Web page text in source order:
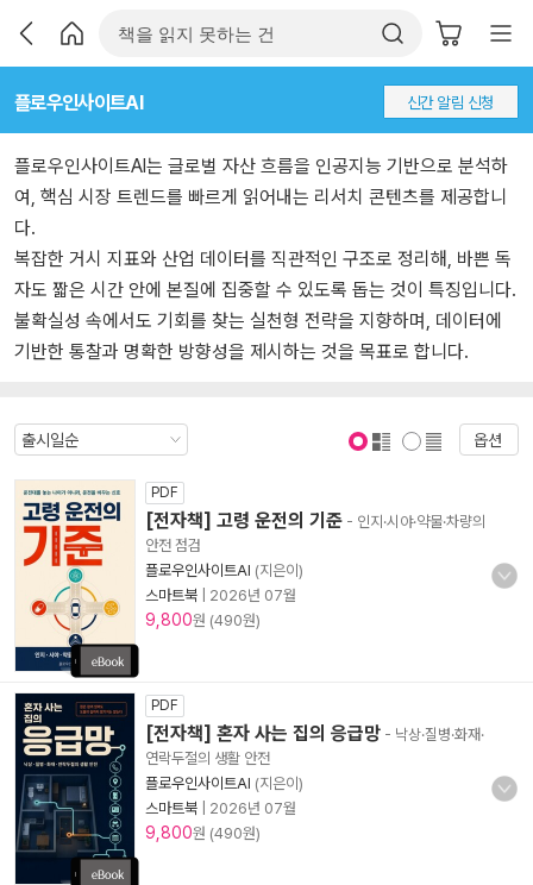
플로우인사이트AI 신간 알림 신청
플로우인사이트AI는 글로벌 자산 흐름을 인공지능 기반으로 분석하
여, 핵심 시장 트렌드를 빠르게 읽어내는 리서치 콘텐츠를 제공합니
다.
복잡한 거시 지표와 산업 데이터를 직관적인 구조로 정리해, 바쁜 독
자도 짧은 시간 안에 본질에 집중할 수 있도록 돕는 것이 특징입니다.
불확실성 속에서도 기회를 찾는 실천형 전략을 지향하며, 데이터에
기반한 통찰과 명확한 방향성을 제시하는 것을 목표로 합니다.
옵션
PDF
[전자책] 고령 운전의 기준 - 인지·시야·약물·차량의
안전 점검
플로우인사이트AI (지은이)
스마트북
2026년 07월
9,800원 (490원)
PDF
[전자책] 혼자 사는 집의 응급망 - 낙상·질병·화재·
연락두절의 생활 안전
플로우인사이트AI (지은이)
스마트북
2026년 07월
9,800원 (490원)